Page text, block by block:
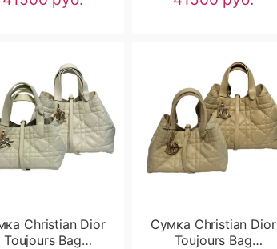
Christian Dior
Toujours Bag
Сумка Christian Dior
Toujours Bag